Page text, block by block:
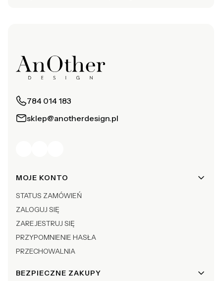
784 014 183
sklep@anotherdesign.pl
Linki w stopce
MOJE KONTO
STATUS ZAMÓWIEŃ
ZALOGUJ SIĘ
ZAREJESTRUJ SIĘ
PRZYPOMNIENIE HASŁA
PRZECHOWALNIA
BEZPIECZNE ZAKUPY